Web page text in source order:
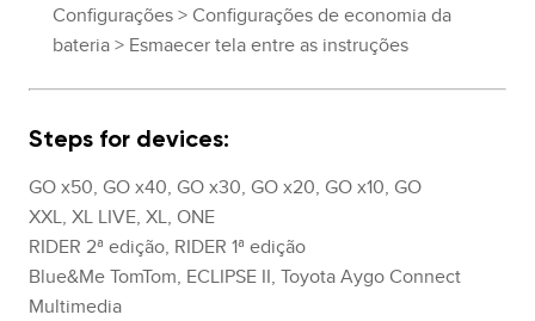
Configurações > Configurações de economia da
bateria > Esmaecer tela entre as instruções
Steps for devices:
GO x50, GO x40, GO x30, GO x20, GO x10, GO
XXL, XL LIVE, XL, ONE
RIDER 2ª edição, RIDER 1ª edição
Blue&Me TomTom, ECLIPSE II, Toyota Aygo Connect
Multimedia